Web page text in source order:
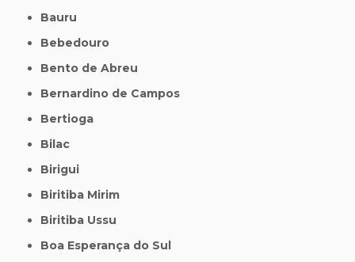
Bauru
Bebedouro
Bento de Abreu
Bernardino de Campos
Bertioga
Bilac
Birigui
Biritiba Mirim
Biritiba Ussu
Boa Esperança do Sul